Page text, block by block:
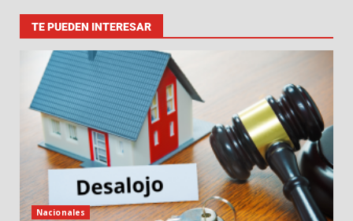
TE PUEDEN INTERESAR
Nacionales